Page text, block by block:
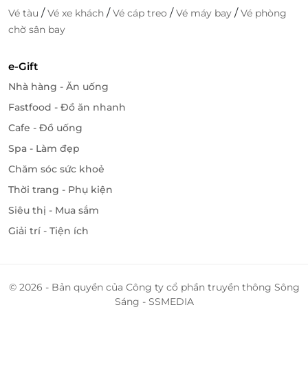
bạn bè cùng nhau thưởng thức bữa tiệc nướng
ngon lành, cùng nhau ghi lại những kỷ niệm ngọt
Vé tàu /Vé xe khách /Vé cáp treo /Vé máy bay /Vé phòng
chờ sân bay
e-Gift
Nhà hàng - Ăn uống
Fastfood - Đồ ăn nhanh
Cafe - Đồ uống
Spa - Làm đẹp
Chăm sóc sức khoẻ
Thời trang - Phụ kiện
Siêu thị - Mua sắm
Giải trí - Tiện ích
© 2026 - Bản quyền của Công ty cổ phần truyền thông Sông
Sáng - SSMEDIA